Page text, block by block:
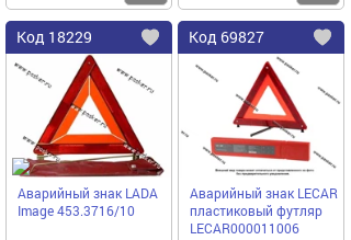
Код 18229
Добавить
избранное
Аварийный знак LADA
Image 453.3716/10
Код 69827
Аварийный знак LECAR
пластиковый футляр
LECAR000011006